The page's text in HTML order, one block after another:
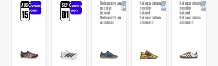
AUG
15
Coming
soon
SEP
01
Coming
soon
Releasedatum
nog niet
bekend
Releasedatum
onbekend
AangekondigdReleasedatum
nog niet
bekend
Releasedatum
onbekend
AangekondigdReleasedatum
nog niet
bekend
Releasedatum
onbekend